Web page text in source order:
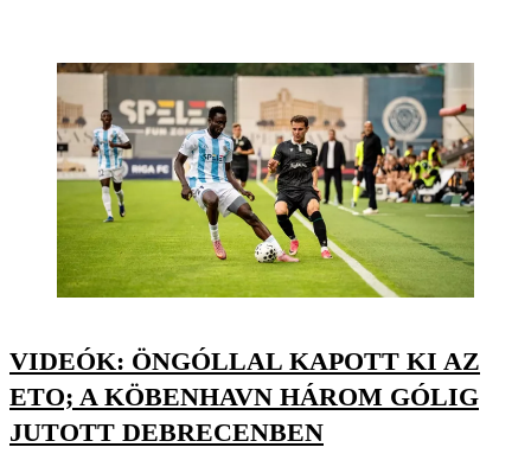
VIDEÓK: ÖNGÓLLAL KAPOTT KI AZ
ETO; A KÖBENHAVN HÁROM GÓLIG
JUTOTT DEBRECENBEN